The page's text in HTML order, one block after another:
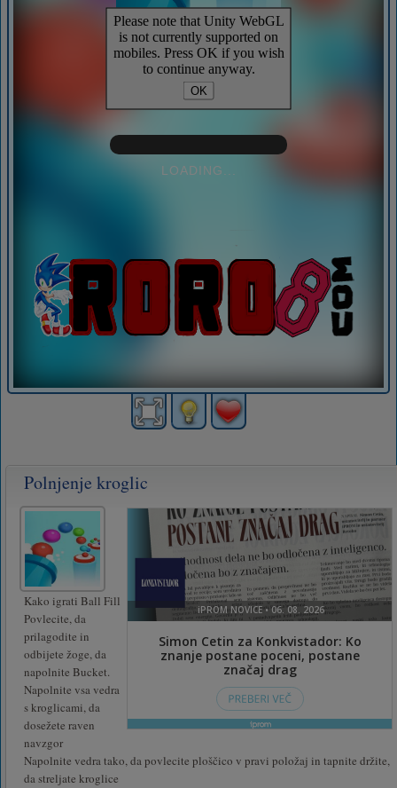
Polnjenje kroglic
Kako igrati Ball Fill
Povlecite, da
prilagodite in
odbijete žoge, da
napolnite Bucket.
Napolnite vsa vedra
s kroglicami, da
dosežete raven
navzgor
Napolnite vedra tako, da povlecite ploščico v pravi položaj in tapnite držite,
da streljate kroglice